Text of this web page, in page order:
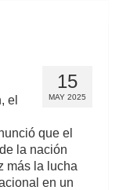
15
MAY 2025
el
que el
la nación
más la lucha
en un